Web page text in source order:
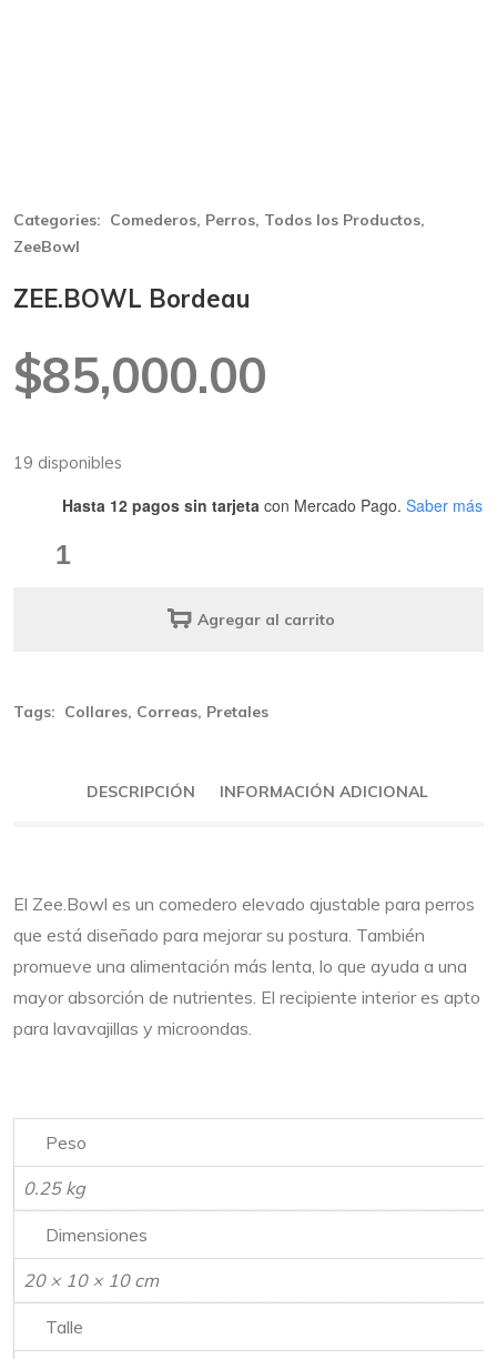
Categories: Comederos, Perros, Todos los Productos,
ZeeBowl
ZEE.BOWL Bordeau
$85,000.00
19 disponibles
Hasta 12 pagos sin tarjeta con Mercado Pago. Saber más
Bordeau
Agregar al carrito
Tags: Collares, Correas, Pretales
DESCRIPCIÓN INFORMACIÓN ADICIONAL
El Zee.Bowl es un comedero elevado ajustable para perros
que está diseñado para mejorar su postura. También
promueve una alimentación más lenta, lo que ayuda a una
mayor absorción de nutrientes. El recipiente interior es apto
para lavavajillas y microondas.
Peso
0.25 kg
Dimensiones
20 × 10 × 10 cm
Talle